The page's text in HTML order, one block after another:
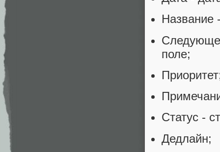
Название
поле;
Статус -
Дедлайн;